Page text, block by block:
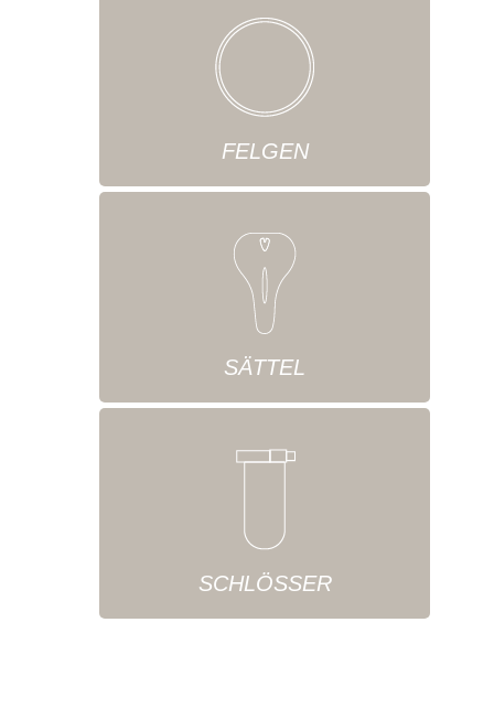
FELGEN
SÄTTEL
SCHLÖSSER